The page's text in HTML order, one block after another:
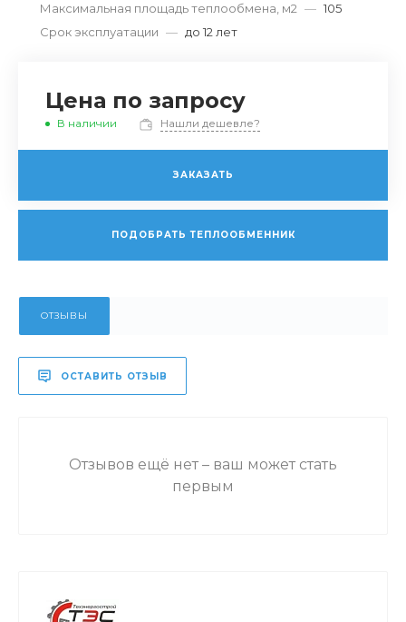
Максимальная площадь теплообмена, м2 — 105
Срок эксплуатации — до 12 лет
Цена по запросу
В наличии Нашли дешевле?
ЗАКАЗАТЬ
ПОДОБРАТЬ ТЕПЛООБМЕННИК
ОТЗЫВЫ
ОСТАВИТЬ ОТЗЫВ
Отзывов ещё нет – ваш может стать
первым